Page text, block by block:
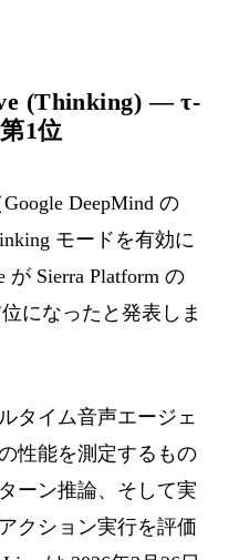
(Thinking) — τ-
1位
DeepMind の
モードを有効に
が Sierra Platform の
になったと発表しま
タイム音声エージェ
性能を測定するもの
ーン推論、そして実
クション実行を評価